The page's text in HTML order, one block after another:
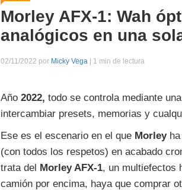
Morley AFX-1: Wah
analógicos en una
02/11/2022 por Micky Vega | 1 min de lectura
Año 2022, todo se controla mediante
intercambiar presets, memorias y
Ese es el escenario en el que Morleyha
(con todos los respetos) en acabado
trata del Morley AFX-1, un multiefectos
camión por encima, haya que comprar